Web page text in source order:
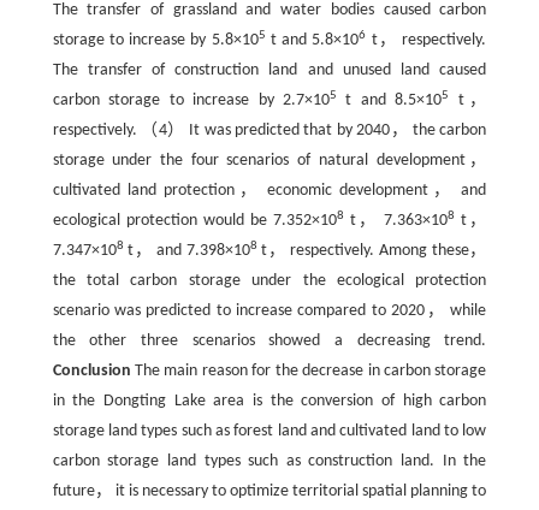
The transfer of grassland and water bodies caused carbon
storage to increase by 5.8×105 t and 5.8×106 t， respectively.
The transfer of construction land and unused land caused
carbon storage to increase by 2.7×105 t and 8.5×105
t，
respectively. （4） It was predicted that by 2040， the carbon
storage under the four scenarios of natural development，
cultivated land protection， economic development， and
ecological protection would be 7.352×108 t， 7.363×108 t，
7.347×108 t， and 7.398×108 t， respectively. Among these，
the total carbon storage under the ecological protection
scenario was predicted to increase compared to 2020， while
the other three scenarios showed a decreasing trend.
Conclusion The main reason for the decrease in carbon storage
in the Dongting Lake area is the conversion of high carbon
storage land types such as forest land and cultivated land to low
carbon storage land types such as construction land. In the
future， it is necessary to optimize territorial spatial planning to